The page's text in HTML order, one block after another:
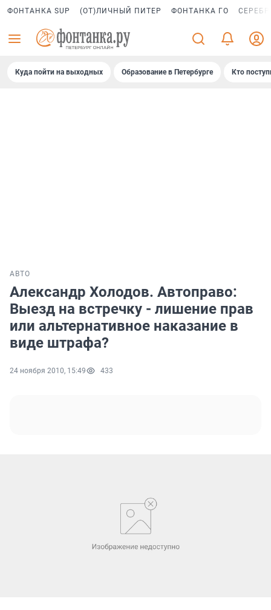
ФОНТАНКА SUP (ОТ)ЛИЧНЫЙ ПИТЕР ФОНТАНКА ГО
Куда пойти на выходных Образование в Петербурге Кто
АВТО
Александр Холодов. Автоправо:
Выезд на встречку - лишение прав
или альтернативное наказание в
виде штрафа?
24 ноября 2010, 15:49 433